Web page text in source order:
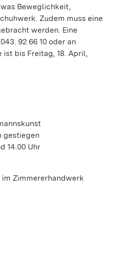
Beweglichkeit,
Zudem muss eine
werden. Eine
92 66 10 oder an
bis Freitag, 18. April,
gestiegen
14.00 Uhr
Zimmererhandwerk